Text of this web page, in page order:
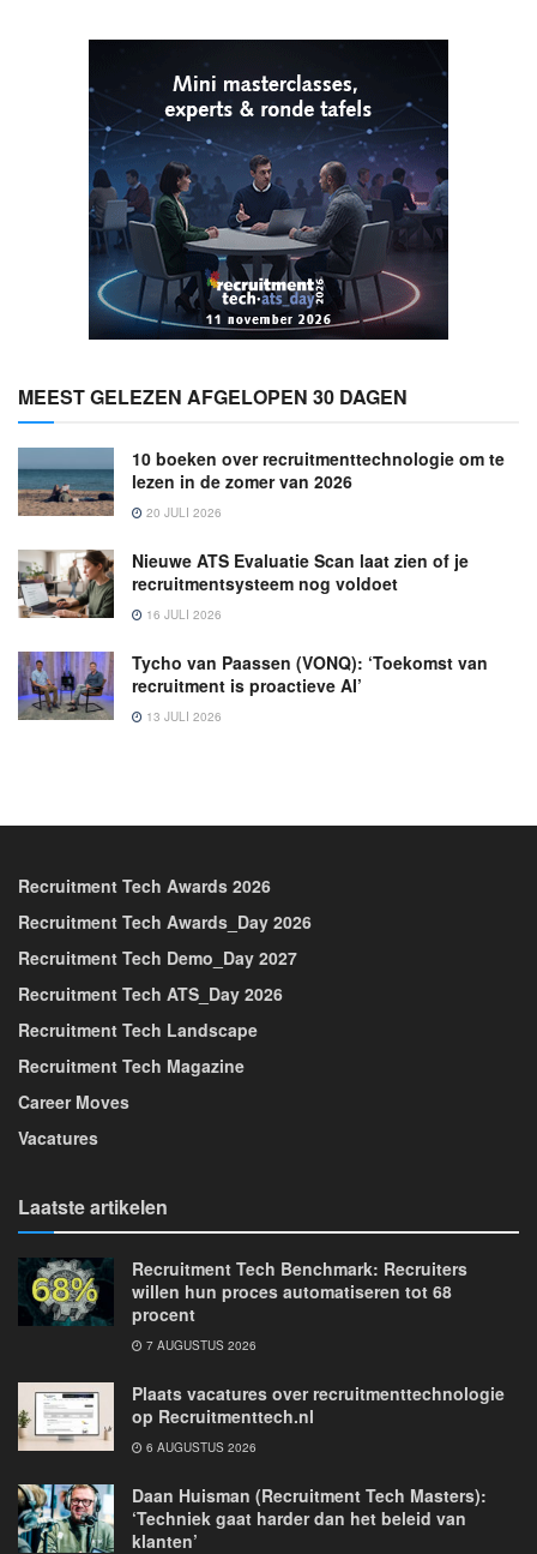
MEEST GELEZEN AFGELOPEN 30 DAGEN
10 boeken over recruitmenttechnologie om te
lezen in de zomer van 2026
20 JULI 2026
Nieuwe ATS Evaluatie Scan laat zien of je
recruitmentsysteem nog voldoet
16 JULI 2026
Tycho van Paassen (VONQ): ‘Toekomst van
recruitment is proactieve AI’
13 JULI 2026
Recruitment Tech Awards 2026
Recruitment Tech Awards_Day 2026
Recruitment Tech Demo_Day 2027
Recruitment Tech ATS_Day 2026
Recruitment Tech Landscape
Recruitment Tech Magazine
Career Moves
Vacatures
Laatste artikelen
Recruitment Tech Benchmark: Recruiters
willen hun proces automatiseren tot 68
procent
7 AUGUSTUS 2026
Plaats vacatures over recruitmenttechnologie
op Recruitmenttech.nl
6 AUGUSTUS 2026
Daan Huisman (Recruitment Tech Masters):
‘Techniek gaat harder dan het beleid van
klanten’